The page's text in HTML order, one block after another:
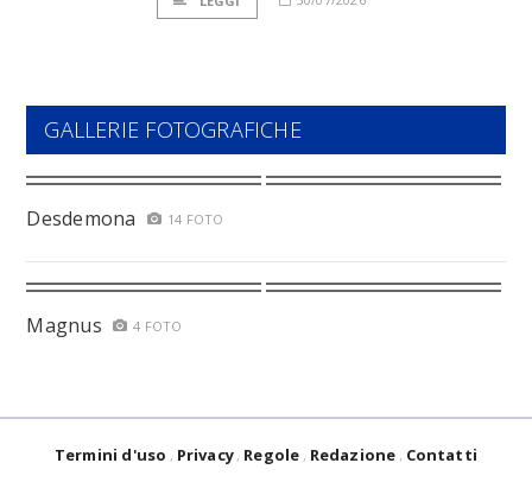
GALLERIE FOTOGRAFICHE
Desdemona 14 FOTO
Magnus 4 FOTO
Termini d'uso Privacy Regole Redazione Contatti